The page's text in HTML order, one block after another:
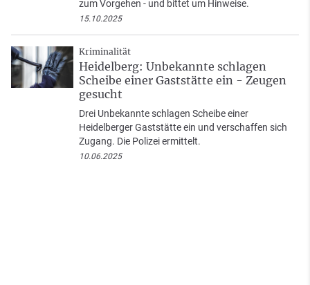
zum Vorgehen - und bittet um Hinweise.
15.10.2025
Kriminalität
Heidelberg: Unbekannte schlagen
Scheibe einer Gaststätte ein - Zeugen
gesucht
Drei Unbekannte schlagen Scheibe einer
Heidelberger Gaststätte ein und verschaffen sich
Zugang. Die Polizei ermittelt.
10.06.2025